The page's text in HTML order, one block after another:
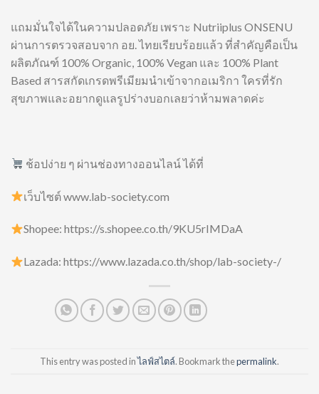
แถมมั่นใจได้ในความปลอดภัย เพราะ Nutriiplus ONSENU
ผ่านการตรวจสอบจาก อย. ไทยเรียบร้อยแล้ว ที่สำคัญคือเป็น
ผลิตภัณฑ์ 100% Organic, 100% Vegan และ 100% Plant
Based สารสกัดเกรดพรีเมียมนำเข้าจากอเมริกา ใครที่รัก
สุขภาพและอยากดูแลรูปร่างบอกเลยว่าห้ามพลาดค่ะ
ช้อปง่าย ๆ ผ่านช่องทางออนไลน์ ได้ที่
เว็บไซต์ www.lab-society.com
Shopee: https://s.shopee.co.th/9KU5rIMDaA
Lazada: https://www.lazada.co.th/shop/lab-society-/
This entry was posted inไลฟ์สไตล์. Bookmark thepermalink.